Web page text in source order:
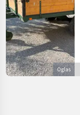
Oglas